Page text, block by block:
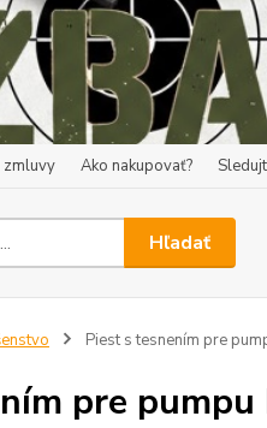
zmluvy Ako nakupovať?
Hľadať
Piest s tesnením pre
pre